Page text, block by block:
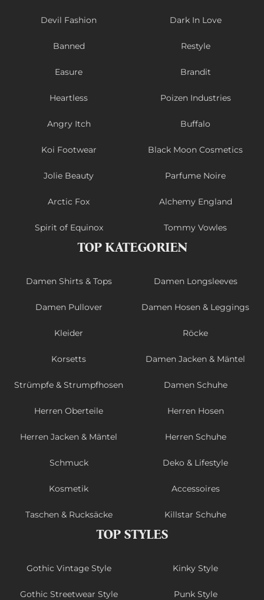
Devil Fashion Dark In Love
Banned Restyle
Easure Brandit
Heartless Poizen Industries
Angry Itch Buffalo
Koi Footwear Black Moon Cosmetics
Jolie Beauty Parfume Noire
Arctic Fox Alchemy England
Spirit of Equinox Tommy Vowles
TOP KATEGORIEN
Damen Shirts & Tops Damen Longsleeves
Damen Pullover Damen Hosen & Leggings
Kleider Röcke
Korsetts Damen Jacken & Mäntel
Strümpfe & Strumpfhosen Damen Schuhe
Herren Oberteile Herren Hosen
Herren Jacken & Mäntel Herren Schuhe
Schmuck Deko & Lifestyle
Kosmetik Accessoires
Taschen & Rucksäcke Killstar Schuhe
TOP STYLES
Gothic Vintage Style Kinky Style
Gothic Streetwear Style Punk Style